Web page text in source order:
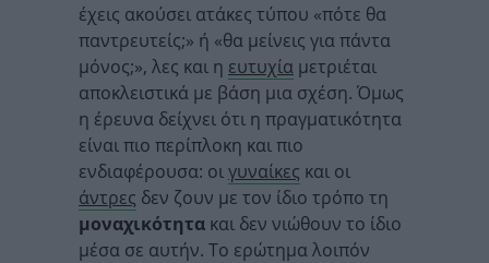
έχεις ακούσει ατάκες τύπου «πότε θα
παντρευτείς;» ή «θα μείνεις για πάντα
μόνος;», λες και η ευτυχία μετριέται
αποκλειστικά με βάση μια σχέση. Όμως
η έρευνα δείχνει ότι η πραγματικότητα
είναι πιο περίπλοκη και πιο
ενδιαφέρουσα: οιγυναίκες και οι
άντρες δεν ζουν με τον ίδιο τρόπο τη
μοναχικότητα και δεν νιώθουν το ίδιο
μέσα σε αυτήν. Το ερώτημα λοιπόν